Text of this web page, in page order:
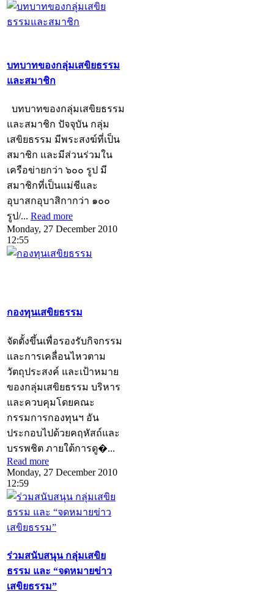
บทบาทของกลุ่มเสขิยธรรม
และสมาชิก
บทบาทของกลุ่มเสขิยธรรม
และสมาชิก ปัจจุบัน กลุ่ม
เสขิยธรรม มีพระสงฆ์ที่เป็น
สมาชิก และมีส่วนร่วมใน
เครือข่ายกว่า ๖๐๐ รูป มี
สมาชิกที่เป็นแม่ชีและ
อุบาสกอุบาสิกากว่า ๑๐๐
รูป/... Read more
Monday, 27 December 2010
12:55
กองทุนเสขิยธรรม
จัดตั้งขึ้นเพื่อรองรับกิจกรรม
และการเคลื่อนไหวตาม
วัตถุประสงค์ และเป้าหมาย
ของกลุ่มเสขิยธรรม บริหาร
และควบคุมโดยคณะ
กรรมการกองทุนฯ อัน
ประกอบไปด้วยคฤหัสถ์และ
บรรพชิต ภายใต้การดู�...
Read more
Monday, 27 December 2010
12:59
ร่วมสนับสนุน กลุ่มเสขิย
ธรรม และ “จดหมายข่าว
เสขิยธรรม”